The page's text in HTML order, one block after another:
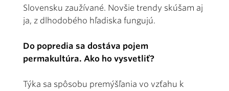
Slovensku zaužívané. Novšie trendy skúšam aj
ja, z dlhodobého hľadiska fungujú.
Do popredia sa dostáva pojem
permakultúra. Ako ho vysvetliť?
Týka sa spôsobu premýšľania vo vzťahu k